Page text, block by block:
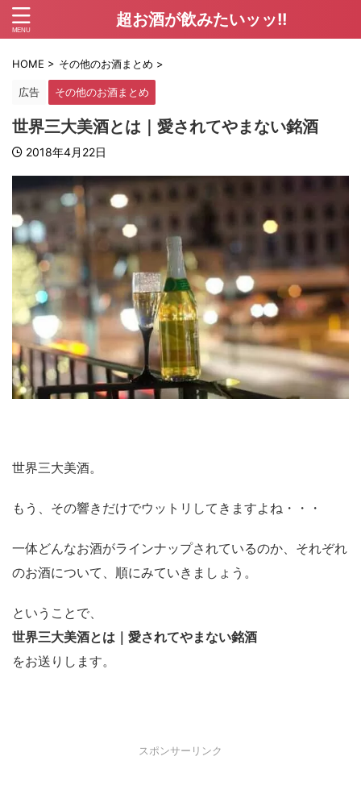
超お酒が飲みたいッッ!!
HOME > その他のお酒まとめ >
広告 その他のお酒まとめ
世界三大美酒とは｜愛されてやまない銘酒
2018年4月22日
世界三大美酒。
もう、その響きだけでウットリしてきますよね・・・
一体どんなお酒がラインナップされているのか、それぞれ
のお酒について、順にみていきましょう。
ということで、
世界三大美酒とは｜愛されてやまない銘酒
をお送りします。
スポンサーリンク